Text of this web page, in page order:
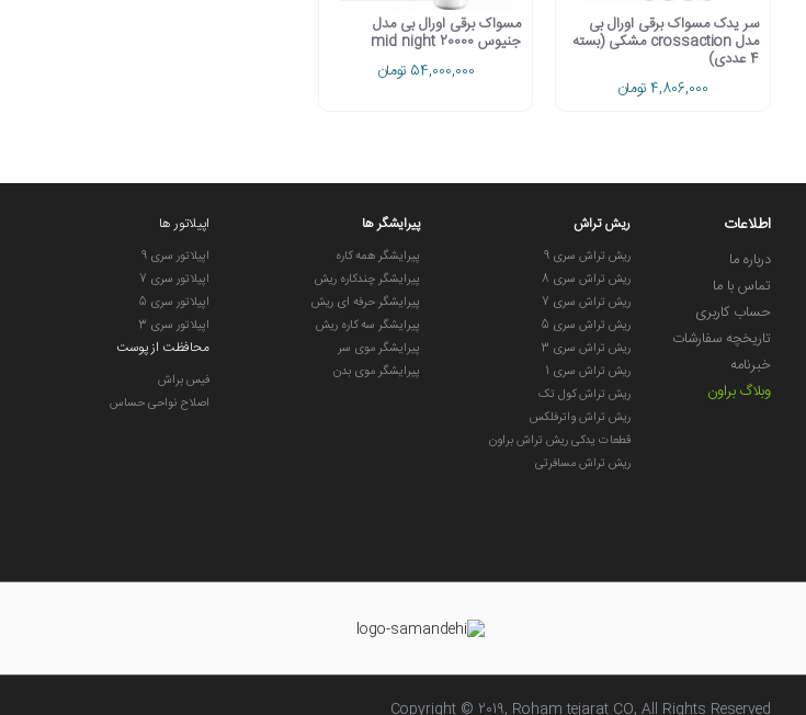
سر یدک مسواک برقی اورال بی
مدل crossaction مشکی (بسته
4 عددی)
4,806,000 تومان
مسواک برقی اورال بی مدل
جنیوس 20000 mid night
54,000,000 تومان
اطلاعات
درباره ما
تماس با ما
حساب کاربری
تاریخچه سفارشات
خبرنامه
وبلاگ براون
ریش تراش
ریش تراش سری 9
ریش تراش سری 8
ریش تراش سری 7
ریش تراش سری 5
ریش تراش سری 3
ریش تراش سری 1
ریش تراش کول تک
ریش تراش واترفلکس
قطعات یدکی ریش تراش براون
ریش تراش مسافرتی
پیرایشگر ها
پیرایشگر همه کاره
پیرایشگر چندکاره ریش
پیرایشگر حرفه ای ریش
پیرایشگر سه کاره ریش
پیرایشگر موی سر
پیرایشگر موی بدن
اپیلاتور ها
اپیلاتور سری 9
اپیلاتور سری 7
اپیلاتور سری 5
اپیلاتور سری 3
محافظت از پوست
فیس براش
اصلاح نواحی حساس
Copyright © 2019, Roham tejarat CO, All Rights Reserved